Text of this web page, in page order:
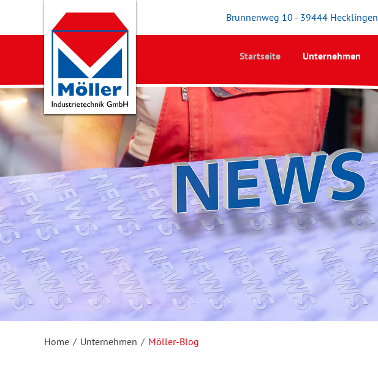
Brunnenweg 10 - 39444 Hecklingen
Startseite Unternehmen
Home / Unternehmen / Möller-Blog